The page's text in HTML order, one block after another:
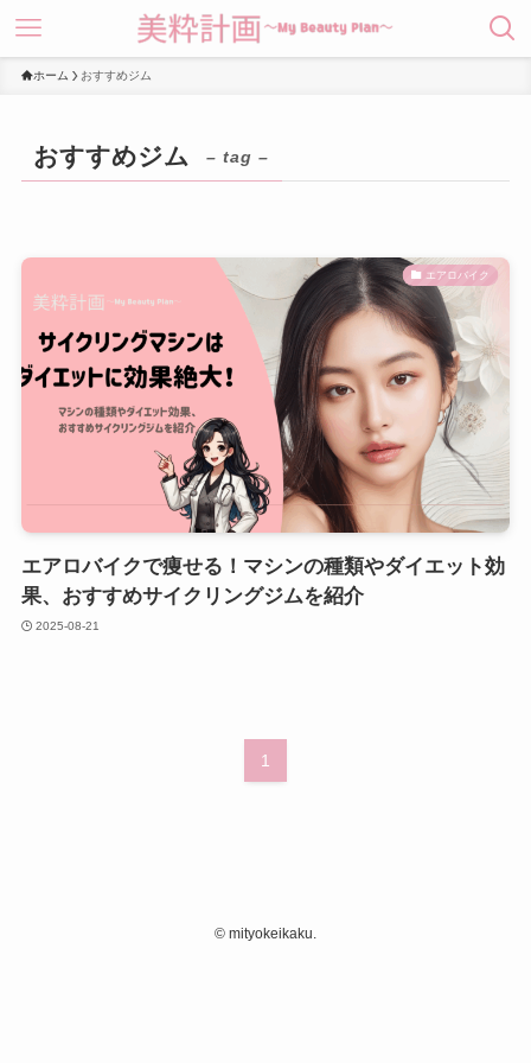
ホーム おすすめジム
おすすめジム – tag –
エアロバイク
エアロバイクで痩せる！マシンの種類やダイエット効
果、おすすめサイクリングジムを紹介
2025-08-21
1
© mityokeikaku.